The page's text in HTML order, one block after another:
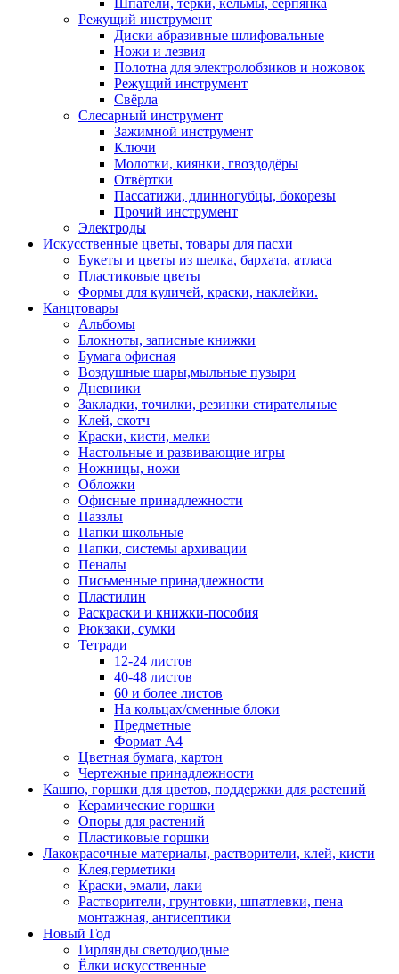
Шпатели, тёрки, кельмы, серпянка
Режущий инструмент
Диски абразивные шлифовальные
Ножи и лезвия
Полотна для электролобзиков и ножовок
Режущий инструмент
Свёрла
Слесарный инструмент
Зажимной инструмент
Ключи
Молотки, киянки, гвоздодёры
Отвёртки
Пассатижи, длинногубцы, бокорезы
Прочий инструмент
Электроды
Искусственные цветы, товары для пасхи
Букеты и цветы из шелка, бархата, атласа
Пластиковые цветы
Формы для куличей, краски, наклейки.
Канцтовары
Альбомы
Блокноты, записные книжки
Бумага офисная
Воздушные шары,мыльные пузыри
Дневники
Закладки, точилки, резинки стирательные
Клей, скотч
Краски, кисти, мелки
Настольные и развивающие игры
Ножницы, ножи
Обложки
Офисные принадлежности
Паззлы
Папки школьные
Папки, системы архивации
Пеналы
Письменные принадлежности
Пластилин
Раскраски и книжки-пособия
Рюкзаки, сумки
Тетради
12-24 листов
40-48 листов
60 и более листов
На кольцах/сменные блоки
Предметные
Формат А4
Цветная бумага, картон
Чертежные принадлежности
Кашпо, горшки для цветов, поддержки для растений
Керамические горшки
Опоры для растений
Пластиковые горшки
Лакокрасочные материалы, растворители, клей, кисти
Клея,герметики
Краски, эмали, лаки
Растворители, грунтовки, шпатлевки, пена
монтажная, антисептики
Новый Год
Гирлянды светодиодные
Ёлки искусственные